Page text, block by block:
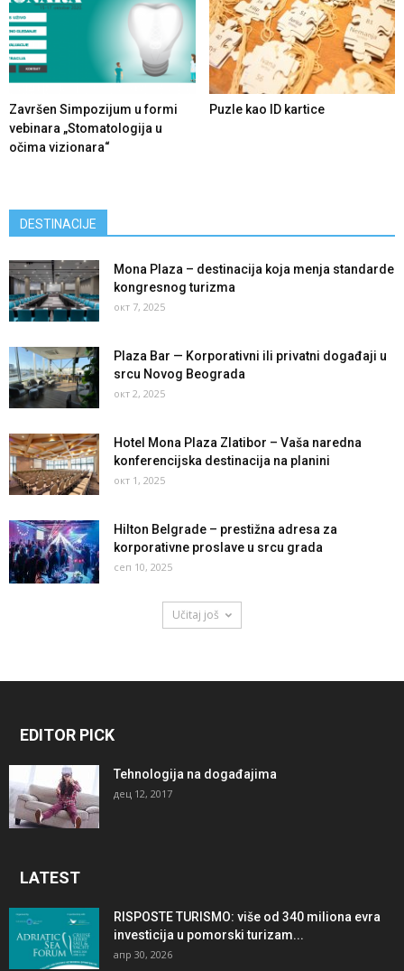
Završen Simpozijum u formi
vebinara „Stomatologija u
očima vizionara“
Puzle kao ID kartice
DESTINACIJE
Mona Plaza – destinacija koja menja standarde
kongresnog turizma
окт 7, 2025
Plaza Bar — Korporativni ili privatni događaji u
srcu Novog Beograda
окт 2, 2025
Hotel Mona Plaza Zlatibor – Vaša naredna
konferencijska destinacija na planini
окт 1, 2025
Hilton Belgrade – prestižna adresa za
korporativne proslave u srcu grada
сеп 10, 2025
Učitaj još
EDITOR PICK
Tehnologija na događajima
дец 12, 2017
LATEST
RISPOSTE TURISMO: više od 340 miliona evra
investicija u pomorski turizam...
апр 30, 2026